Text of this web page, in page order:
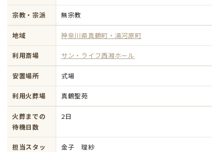
宗教・宗派 無宗教
地域 神奈川県真鶴町・湯河原町
利用斎場 サン・ライフ西湘ホール
安置場所 式場
利用火葬場 真鶴聖苑
火葬までの
待機日数
2日
担当スタッ
金子 理紗